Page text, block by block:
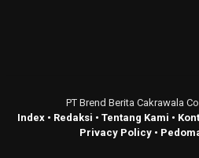
PT Brend Berita Cakrawala
Index • Redaksi • Tentang Kami •
Privacy Policy•